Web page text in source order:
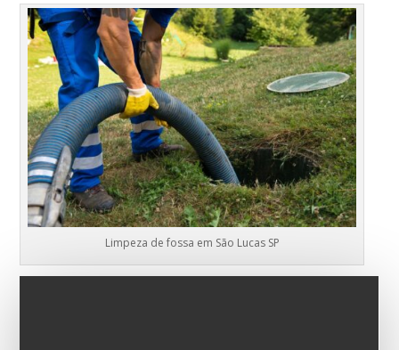
Limpeza de fossa em São Lucas SP